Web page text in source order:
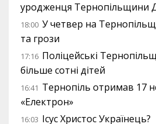
уродженця Тернопільщини
18:00 У четвер на
та грози
17:16 Поліцейські
більше сотні дітей
16:41 Тернопіль отримав 17
«Електрон»
16:03 Ісус Христос Українець?